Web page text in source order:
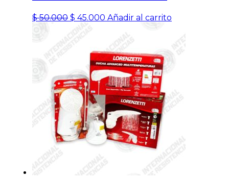
$50.000 El
precio
era:
$ 50.000.
$ 45.000 El
$ 45.000.
Añadir al carrito